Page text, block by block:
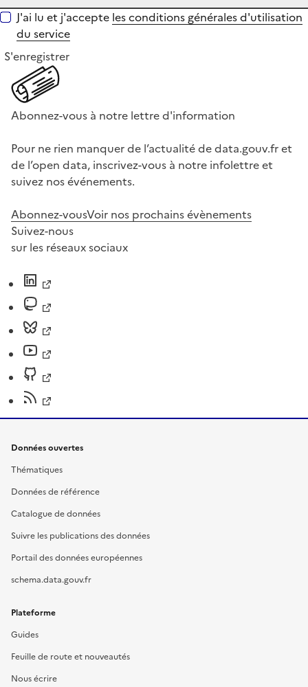
J'ai lu et j'accepte les conditions générales d'utilisation
du service
S'enregistrer
Abonnez-vous à notre lettre d'information
Pour ne rien manquer de l’actualité de data.gouv.fr et
de l’open data, inscrivez-vous à notre infolettre et
suivez nos événements.
Abonnez-vousVoir nos prochains évènements
Suivez-nous
sur les réseaux sociaux
Données ouvertes
Thématiques
Données de référence
Catalogue de données
Suivre les publications des données
Portail des données européennes
schema.data.gouv.fr
Plateforme
Guides
Feuille de route et nouveautés
Nous écrire